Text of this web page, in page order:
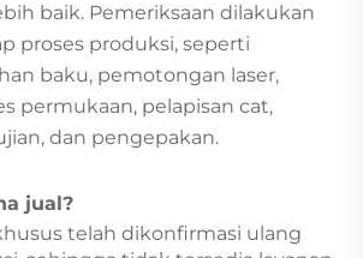
baik. Pemeriksaan dilakukan
proses produksi, seperti
baku, pemotongan laser,
permukaan, pelapisan cat,
dan pengepakan.
jual?
telah dikonfirmasi ulang